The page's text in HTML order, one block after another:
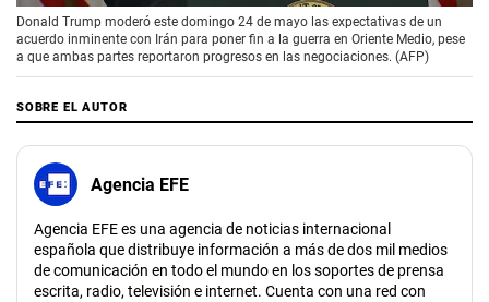
Donald Trump moderó este domingo 24 de mayo las expectativas de un
acuerdo inminente con Irán para poner fin a la guerra en Oriente Medio, pese
a que ambas partes reportaron progresos en las negociaciones. (AFP)
SOBRE EL AUTOR
Agencia EFE
Agencia EFE es una agencia de noticias internacional
española que distribuye información a más de dos mil medios
de comunicación en todo el mundo en los soportes de prensa
escrita, radio, televisión e internet. Cuenta con una red con